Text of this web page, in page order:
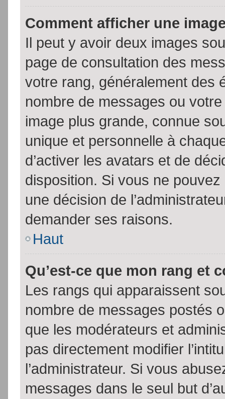
Comment afficher une
Il peut y avoir deux images
page de consultation des
votre rang, généralement des
nombre de messages ou
image plus grande, connue
unique et personnelle à
d’activer les avatars et de
disposition. Si vous ne pouvez
une décision de
demander ses raisons.
Haut
Qu’est-ce que mon rang et
Les rangs qui apparaissent
nombre de messages postés
que les modérateurs et
pas directement modifier
l’administrateur. Si vous
messages dans le seul but